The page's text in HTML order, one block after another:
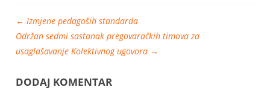
← Izmjene pedagoših standarda
Održan sedmi sastanak pregovaračkih timova za
usaglašavanje Kolektivnog ugovora →
DODAJ KOMENTAR